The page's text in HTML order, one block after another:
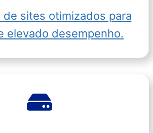
de sites otimizados para
elevado desempenho.